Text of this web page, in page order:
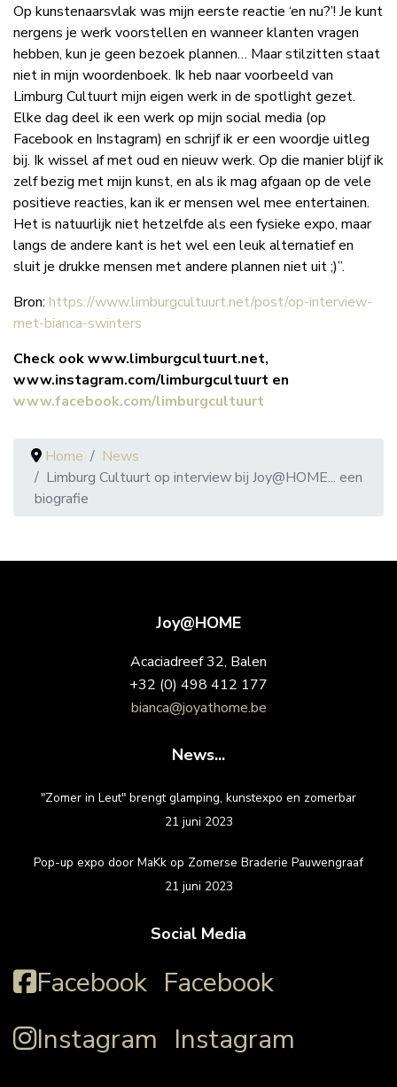
Op kunstenaarsvlak was mijn eerste reactie ‘en nu?’! Je kunt
nergens je werk voorstellen en wanneer klanten vragen
hebben, kun je geen bezoek plannen… Maar stilzitten staat
niet in mijn woordenboek. Ik heb naar voorbeeld van
Limburg Cultuurt mijn eigen werk in de spotlight gezet.
Elke dag deel ik een werk op mijn social media (op
Facebook en Instagram) en schrijf ik er een woordje uitleg
bij. Ik wissel af met oud en nieuw werk. Op die manier blijf ik
zelf bezig met mijn kunst, en als ik mag afgaan op de vele
positieve reacties, kan ik er mensen wel mee entertainen.
Het is natuurlijk niet hetzelfde als een fysieke expo, maar
langs de andere kant is het wel een leuk alternatief en
sluit je drukke mensen met andere plannen niet uit ;)”.
Bron: https://www.limburgcultuurt.net/post/op-interview-
met-bianca-swinters
Check ook www.limburgcultuurt.net,
www.instagram.com/limburgcultuurt en
www.facebook.com/limburgcultuurt
Home
News
Limburg Cultuurt op interview bij Joy@HOME... een
biografie
Joy@HOME
Acaciadreef 32, Balen
+32 (0) 498 412 177
bianca@joyathome.be
News...
"Zomer in Leut" brengt glamping, kunstexpo en zomerbar
21 juni 2023
Pop-up expo door MaKk op Zomerse Braderie Pauwengraaf
21 juni 2023
Social Media
Facebook Facebook
Instagram Instagram